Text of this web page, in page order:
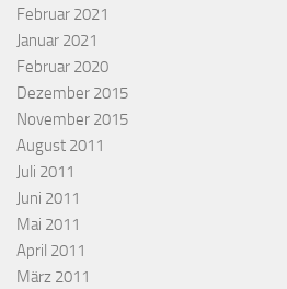
Februar 2021
Januar 2021
Februar 2020
Dezember 2015
November 2015
August 2011
Juli 2011
Juni 2011
Mai 2011
April 2011
März 2011